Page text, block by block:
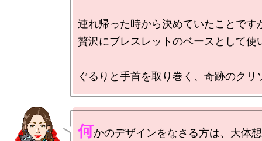
連れ帰った時から決めていたことです
贅沢にブレスレットのベースとして使
何かのデザインをなさる方は、大体